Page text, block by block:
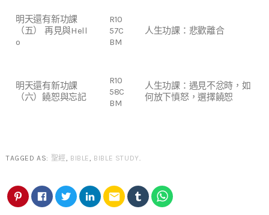
明天還有新功課
（五） 再見與Hell
o
R10
57C
BM
人生功課：悲歡離合
明天還有新功課
（六）饒恕與忘記
R10
58C
BM
人生功課：遇見不忿時，如
何放下憤怒，選擇饒恕
TAGGED AS: 聖經 BIBLE BIBLE STUDY
email